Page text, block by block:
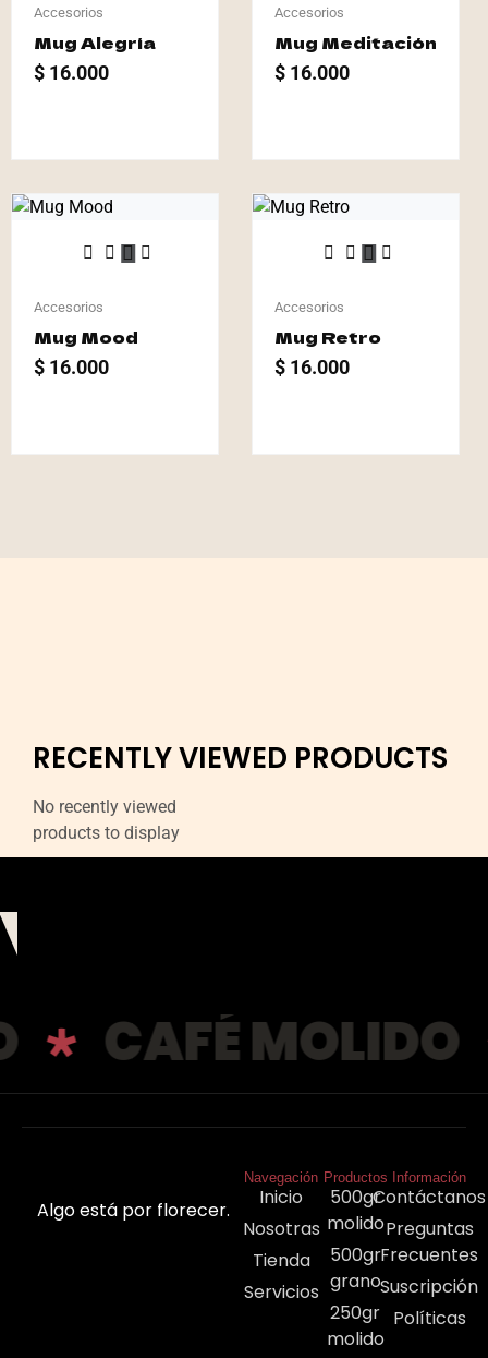
Accesorios
Mug Alegría
$ 16.000
Accesorios
Mug Meditación
$ 16.000
Accesorios
Mug Mood
$ 16.000
Accesorios
Mug Retro
$ 16.000
RECENTLY VIEWED PRODUCTS
No recently viewed
products to display
CAFÉ MOLIDO
Algo está por florecer.
Navegación
Inicio
Nosotras
Tienda
Servicios
Productos
500gr
molido
500gr
grano
250gr
molido
Información
Contáctanos
Preguntas
Frecuentes
Suscripción
Políticas